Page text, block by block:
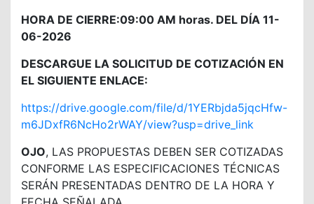
HORA DE CIERRE:09:00 AM horas. DEL DÍA 11-
06-2026
DESCARGUE LA SOLICITUD DE COTIZACIÓN EN
EL SIGUIENTE ENLACE:
https://drive.google.com/file/d/1YERbjda5jqcHfw-
m6JDxfR6NcHo2rWAY/view?usp=drive_link
OJO, LAS PROPUESTAS DEBEN SER COTIZADAS
CONFORME LAS ESPECIFICACIONES TÉCNICAS
SERÁN PRESENTADAS DENTRO DE LA HORA Y